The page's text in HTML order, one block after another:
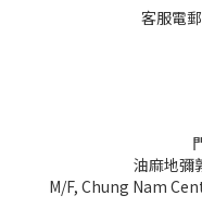
客服電郵
油麻地彌
M/F, Chung Nam